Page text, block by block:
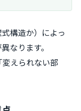
構造か）によっ
なります。
えられない部